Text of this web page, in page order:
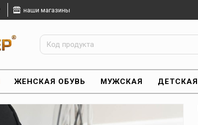
наши магазины
ЖЕНСКАЯ ОБУВЬ МУЖСКАЯ ДЕТСКАЯ